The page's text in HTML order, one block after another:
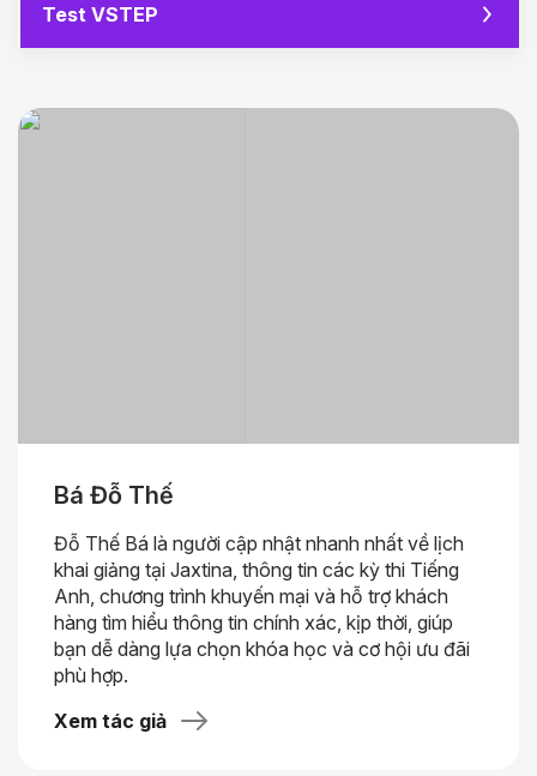
Test VSTEP
Bá Đỗ Thế
Đỗ Thế Bá là người cập nhật nhanh nhất về lịch
khai giảng tại Jaxtina, thông tin các kỳ thi Tiếng
Anh, chương trình khuyến mại và hỗ trợ khách
hàng tìm hiểu thông tin chính xác, kịp thời, giúp
bạn dễ dàng lựa chọn khóa học và cơ hội ưu đãi
phù hợp.
Xem tác giả